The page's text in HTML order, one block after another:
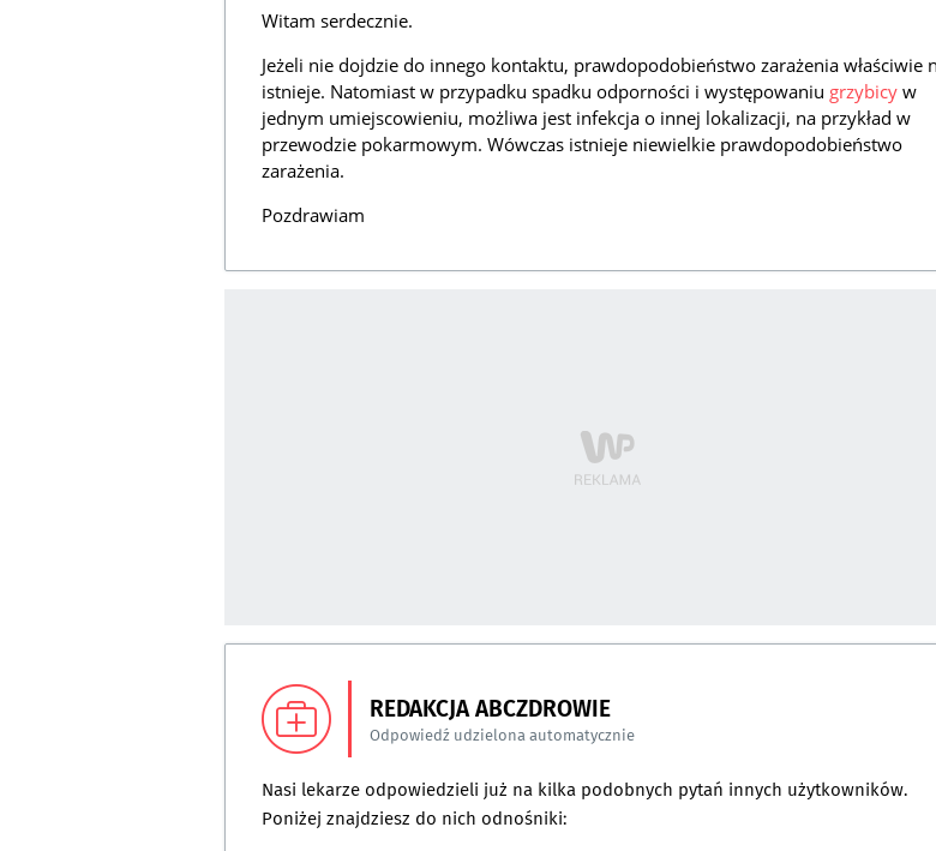
Witam serdecznie.
Jeżeli nie dojdzie do innego kontaktu, prawdopodobieństwo zarażenia właściwie
istnieje. Natomiast w przypadku spadku odporności i występowaniu grzybicy w
jednym umiejscowieniu, możliwa jest infekcja o innej lokalizacji, na przykład w
przewodzie pokarmowym. Wówczas istnieje niewielkie prawdopodobieństwo
zarażenia.
Pozdrawiam
REDAKCJA ABCZDROWIE
Odpowiedź udzielona automatycznie
Nasi lekarze odpowiedzieli już na kilka podobnych pytań innych użytkowników.
Poniżej znajdziesz do nich odnośniki: